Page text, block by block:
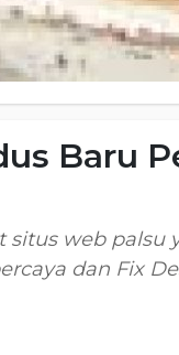
Baru
web palsu
dan Fix